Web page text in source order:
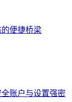
便捷桥梁
账户与设置强密